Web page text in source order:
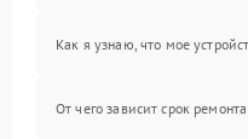
Как я узнаю, что мое
От чего зависит срок